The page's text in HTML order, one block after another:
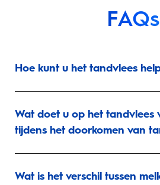
FAQs
Hoe kunt u het tandvlees
Wat doet u op het tandvlees
tijdens het doorkomen van
Wat is het verschil tussen